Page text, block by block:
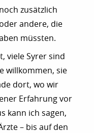
zusätzlich
andere, die
müssten.
viele Syrer sind
willkommen, sie
dort, wo wir
Erfahrung vor
kann ich sagen,
– bis auf den